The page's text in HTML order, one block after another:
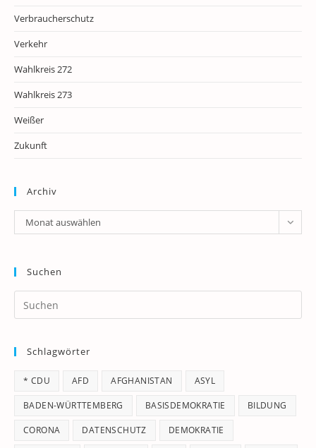
Verbraucherschutz
Verkehr
Wahlkreis 272
Wahlkreis 273
Weißer
Zukunft
Archiv
Archiv
Monat auswählen
Suchen
Schlagwörter
* CDU AFD AFGHANISTAN ASYL
BADEN-WÜRTTEMBERG BASISDEMOKRATIE BILDUNG
CORONA DATENSCHUTZ DEMOKRATIE